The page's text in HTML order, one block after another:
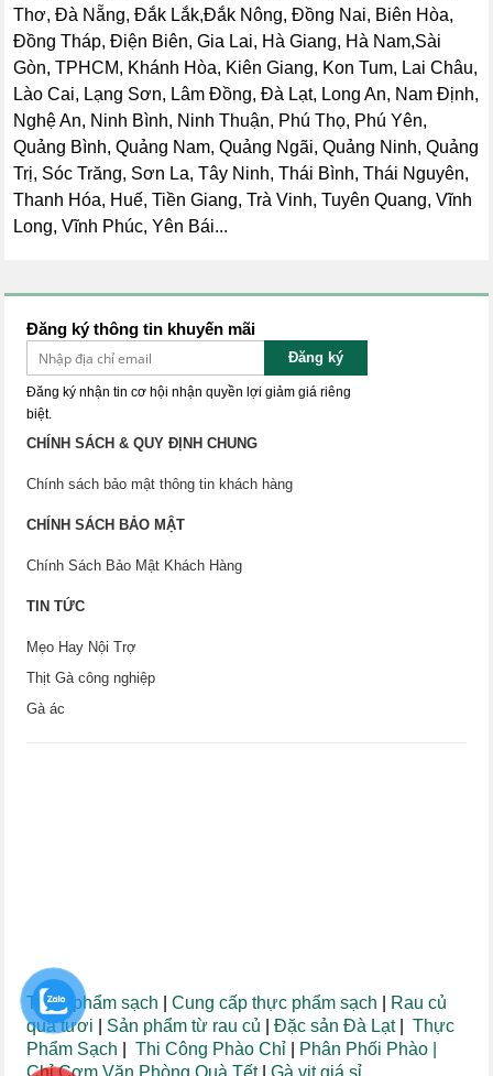
Thơ, Đà Nẵng, Đắk Lắk,Đắk Nông, Đồng Nai, Biên Hòa,
Đồng Tháp, Điện Biên, Gia Lai, Hà Giang, Hà Nam,Sài
Gòn, TPHCM, Khánh Hòa, Kiên Giang, Kon Tum, Lai Châu,
Lào Cai, Lạng Sơn, Lâm Đồng, Đà Lạt, Long An, Nam Định,
Nghệ An, Ninh Bình, Ninh Thuận, Phú Thọ, Phú Yên,
Quảng Bình, Quảng Nam, Quảng Ngãi, Quảng Ninh, Quảng
Trị, Sóc Trăng, Sơn La, Tây Ninh, Thái Bình, Thái Nguyên,
Thanh Hóa, Huế, Tiền Giang, Trà Vinh, Tuyên Quang, Vĩnh
Long, Vĩnh Phúc, Yên Bái...
Đăng ký thông tin khuyến mãi
Đăng ký
Đăng ký nhận tin cơ hội nhận quyền lợi giảm giá riêng
biệt.
CHÍNH SÁCH & QUY ĐỊNH CHUNG
Chính sách bảo mật thông tin khách hàng
CHÍNH SÁCH BẢO MẬT
Chính Sách Bảo Mật Khách Hàng
TIN TỨC
Mẹo Hay Nội Trợ
Thịt Gà công nghiệp
Gà ác
Thực phẩm sạch |Cung cấp thực phẩm sạch
Rau củ
quả tươi
Sản phẩm từ rau củ |Đặc sản Đà Lạt|Thực
Phẩm Sạch |Thi Công Phào Chỉ Phân Phối Phào